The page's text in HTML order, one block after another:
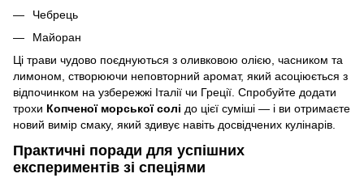
Чебрець
Майоран
Ці трави чудово поєднуються з оливковою олією, часником та
лимоном, створюючи неповторний аромат, який асоціюється з
відпочинком на узбережжі Італії чи Греції. Спробуйте додати
трохи Копченої морської солі до цієї суміші — і ви отримаєте
новий вимір смаку, який здивує навіть досвідчених кулінарів.
Практичні поради для успішних
експериментів зі спеціями